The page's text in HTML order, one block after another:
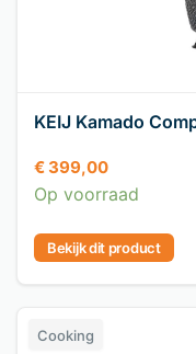
KEIJ Kamado
€ 399,00
Op voorraad
Bekijk dit product
Cooking